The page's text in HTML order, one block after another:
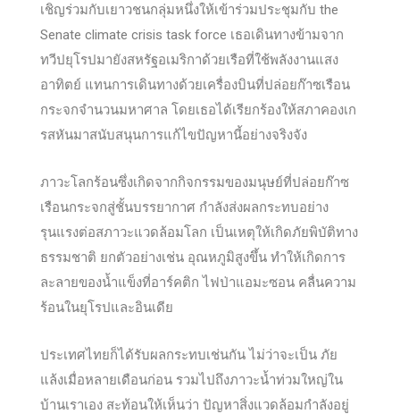
เชิญร่วมกับเยาวชนกลุ่มหนึ่งให้เข้าร่วมประชุมกับ the
Senate climate crisis task force เธอเดินทางข้ามจาก
ทวีปยุโรปมายังสหรัฐอเมริกาด้วยเรือที่ใช้พลังงานแสง
อาทิตย์ แทนการเดินทางด้วยเครื่องบินที่ปล่อยก๊าซเรือน
กระจกจำนวนมหาศาล โดยเธอได้เรียกร้องให้สภาคองเก
รสหันมาสนับสนุนการแก้ไขปัญหานี้อย่างจริงจัง
ภาวะโลกร้อนซึ่งเกิดจากกิจกรรมของมนุษย์ที่ปล่อยก๊าซ
เรือนกระจกสู่ชั้นบรรยากาศ กำลังส่งผลกระทบอย่าง
รุนแรงต่อสภาวะแวดล้อมโลก เป็นเหตุให้เกิดภัยพิบัติทาง
ธรรมชาติ ยกตัวอย่างเช่น อุณหภูมิสูงขึ้น ทำให้เกิดการ
ละลายของน้ำแข็งที่อาร์คติก ไฟป่าแอมะซอน คลื่นความ
ร้อนในยุโรปและอินเดีย
ประเทศไทยก็ได้รับผลกระทบเช่นกัน ไม่ว่าจะเป็น ภัย
แล้งเมื่อหลายเดือนก่อน รวมไปถึงภาวะน้ำท่วมใหญ่ใน
บ้านเราเอง สะท้อนให้เห็นว่า ปัญหาสิ่งแวดล้อมกำลังอยู่